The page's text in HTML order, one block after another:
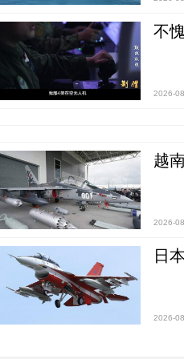
不
2026-
越
2026-
日
2026-